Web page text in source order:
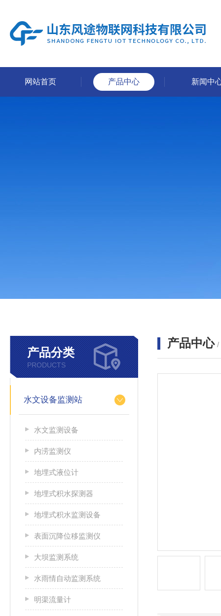
网站首页 产品中心 新闻中
产品分类
PRODUCTS
水文设备监测站
水文监测设备
内涝监测仪
地埋式液位计
地埋式积水探测器
地埋式积水监测设备
表面沉降位移监测仪
大坝监测系统
水雨情自动监测系统
明渠流量计
产品中心 /